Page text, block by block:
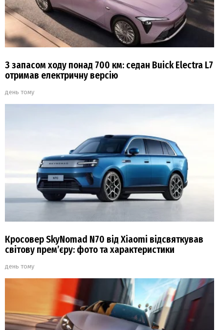
З запасом ходу понад 700 км: седан Buick Electra L7
отримав електричну версію
день тому
Кросовер SkyNomad N70 від Xiaomi відсвяткував
світову прем’єру: фото та характеристики
день тому